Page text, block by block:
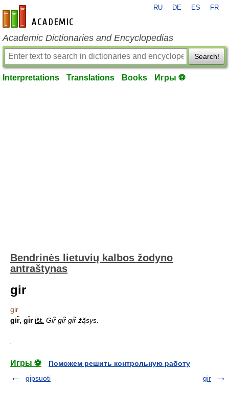
en-academic.com
RU DE ES FR
Academic Dictionaries and Encyclopedias
Search!
Interpretations Translations Books Игры ⚽
Bendrinės lietuvių kalbos žodyno
antraštynas
gir
gir
gir̃, gi̇̀r išt. Gir̃ gir̃ gir̃ žą̃sys.
Игры ⚽
Поможем решить контрольную работу
gipsuoti
gir